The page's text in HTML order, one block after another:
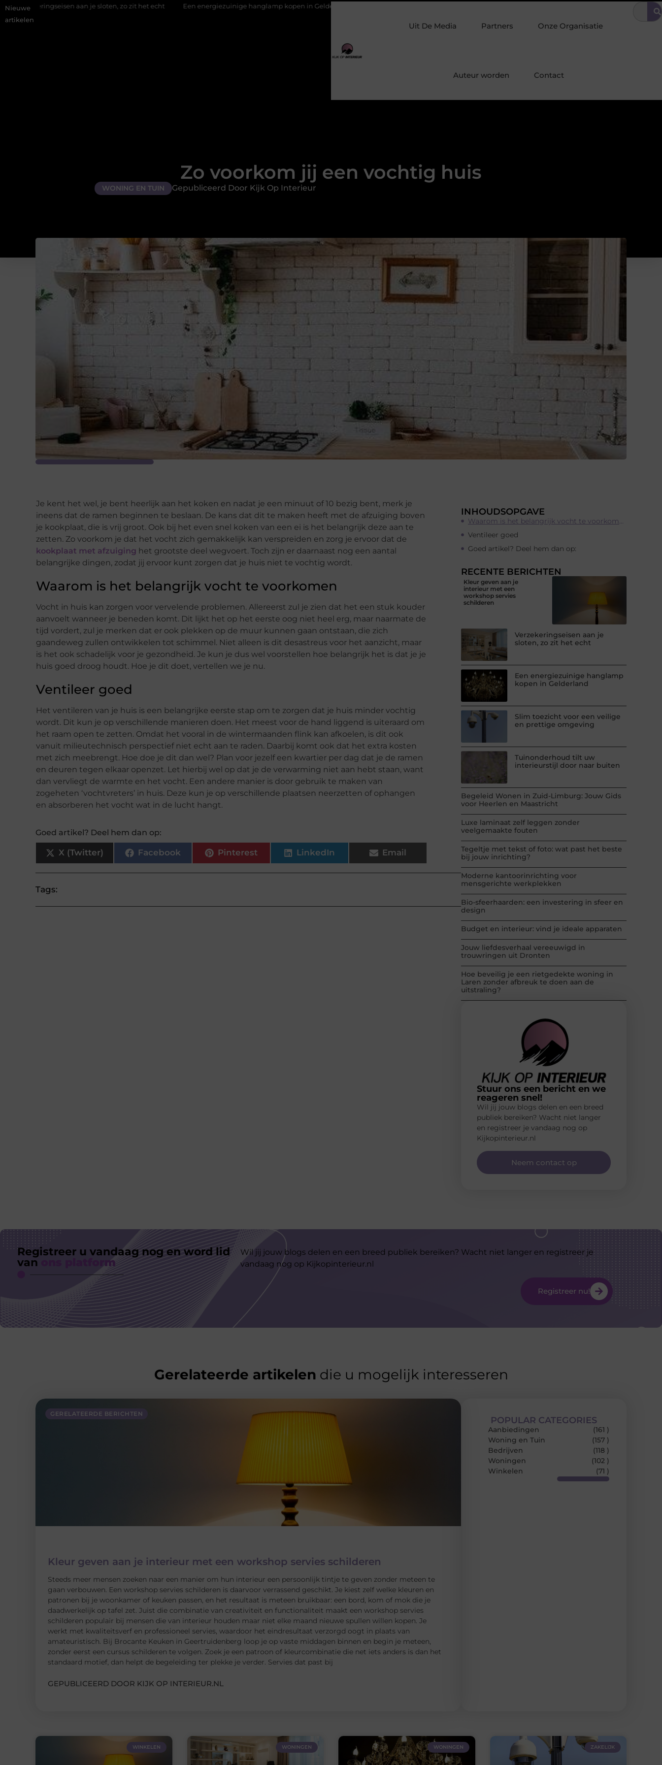
Nieuwe
artikelen
aan je sloten, zo zit het echt Een energiezuinige hanglamp kopen in Gelderland Slim toezicht voor een veilige en prettige omgeving
Uit De Media Partners Onze Organisatie
Auteur worden Contact
Zo voorkom jij een vochtig huis
WONING EN TUIN Gepubliceerd Door Kijk Op Interieur
Je kent het wel, je bent heerlijk aan het koken en nadat je een minuut of 10 bezig bent, merk je
ineens dat de ramen beginnen te beslaan. De kans dat dit te maken heeft met de afzuiging boven
je kookplaat, die is vrij groot. Ook bij het even snel koken van een ei is het belangrijk deze aan te
zetten. Zo voorkom je dat het vocht zich gemakkelijk kan verspreiden en zorg je ervoor dat de
kookplaat met afzuiging het grootste deel wegvoert. Toch zijn er daarnaast nog een aantal
belangrijke dingen, zodat jij ervoor kunt zorgen dat je huis niet te vochtig wordt.
Waarom is het belangrijk vocht te voorkomen
Vocht in huis kan zorgen voor vervelende problemen. Allereerst zul je zien dat het een stuk kouder
aanvoelt wanneer je beneden komt. Dit lijkt het op het eerste oog niet heel erg, maar naarmate de
tijd vordert, zul je merken dat er ook plekken op de muur kunnen gaan ontstaan, die zich
gaandeweg zullen ontwikkelen tot schimmel. Niet alleen is dit desastreus voor het aanzicht, maar
is het ook schadelijk voor je gezondheid. Je kun je dus wel voorstellen hoe belangrijk het is dat je je
huis goed droog houdt. Hoe je dit doet, vertellen we je nu.
Ventileer goed
Het ventileren van je huis is een belangrijke eerste stap om te zorgen dat je huis minder vochtig
wordt. Dit kun je op verschillende manieren doen. Het meest voor de hand liggend is uiteraard om
het raam open te zetten. Omdat het vooral in de wintermaanden flink kan afkoelen, is dit ook
vanuit milieutechnisch perspectief niet echt aan te raden. Daarbij komt ook dat het extra kosten
met zich meebrengt. Hoe doe je dit dan wel? Plan voor jezelf een kwartier per dag dat je de ramen
en deuren tegen elkaar openzet. Let hierbij wel op dat je de verwarming niet aan hebt staan, want
dan vervliegt de warmte en het vocht. Een andere manier is door gebruik te maken van
zogeheten ‘vochtvreters’ in huis. Deze kun je op verschillende plaatsen neerzetten of ophangen
en absorberen het vocht wat in de lucht hangt.
Goed artikel? Deel hem dan op:
X (Twitter) Facebook Pinterest LinkedIn Email
Tags:
INHOUDSOPGAVE
Waarom is het belangrijk vocht te voorkomen
Ventileer goed
Goed artikel? Deel hem dan op:
RECENTE BERICHTEN
Kleur geven aan je
interieur met een
workshop servies
schilderen
Verzekeringseisen aan je
sloten, zo zit het echt
Een energiezuinige hanglamp
kopen in Gelderland
Slim toezicht voor een veilige
en prettige omgeving
Tuinonderhoud tilt uw
interieurstijl door naar buiten
Begeleid Wonen in Zuid-Limburg: Jouw Gids
voor Heerlen en Maastricht
Luxe laminaat zelf leggen zonder
veelgemaakte fouten
Tegeltje met tekst of foto: wat past het beste
bij jouw inrichting?
Moderne kantoorinrichting voor
mensgerichte werkplekken
Bio-sfeerhaarden: een investering in sfeer en
design
Budget en interieur: vind je ideale apparaten
Jouw liefdesverhaal vereeuwigd in
trouwringen uit Dronten
Hoe beveilig je een rietgedekte woning in
Laren zonder afbreuk te doen aan de
uitstraling?
Stuur ons een bericht en we
reageren snel!
Wil jij jouw blogs delen en een breed
publiek bereiken? Wacht niet langer
en registreer je vandaag nog op
Kijkopinterieur.nl
Neem contact op
Registreer u vandaag nog en word lid
van
ons platform
Wil jij jouw blogs delen en een breed publiek bereiken? Wacht niet langer en registreer je
vandaag nog op Kijkopinterieur.nl
Registreer nu!
Gerelateerde artikelen die u mogelijk interesseren
GERELATEERDE BERICHTEN
Kleur geven aan je interieur met een workshop servies schilderen
Steeds meer mensen zoeken naar een manier om hun interieur een persoonlijk tintje te geven zonder meteen te
gaan verbouwen. Een workshop servies schilderen is daarvoor verrassend geschikt. Je kiest zelf welke kleuren en
patronen bij je woonkamer of keuken passen, en het resultaat is meteen bruikbaar: een bord, kom of mok die je
daadwerkelijk op tafel zet. Juist die combinatie van creativiteit en functionaliteit maakt een workshop servies
schilderen populair bij mensen die van interieur houden maar niet elke maand nieuwe spullen willen kopen. Je
werkt met kwaliteitsverf en professioneel servies, waardoor het eindresultaat verzorgd oogt in plaats van
amateuristisch. Bij Brocante Keuken in Geertruidenberg loop je op vaste middagen binnen en begin je meteen,
zonder eerst een cursus schilderen te volgen. Zoek je een patroon of kleurcombinatie die net iets anders is dan het
standaard motief, dan helpt de begeleiding ter plekke je verder. Servies dat past bij
GEPUBLICEERD DOOR KIJK OP INTERIEUR.NL
POPULAR CATEGORIES
Aanbiedingen
(161 )
Woning en Tuin
(157 )
Bedrijven
(118 )
Woningen
(102 )
Winkelen
(71 )
WINKELEN WONINGEN WONINGEN ZAKELIJK